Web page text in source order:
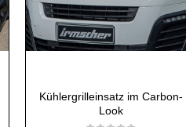
Kühlergrilleinsatz im Carbon-
Look